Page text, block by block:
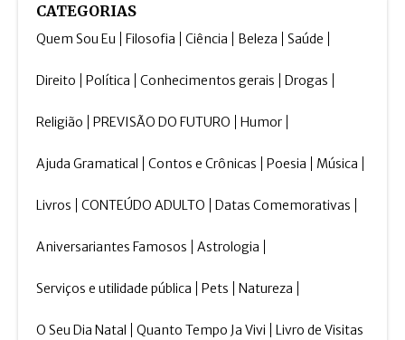
CATEGORIAS
Quem Sou Eu Filosofia Ciência Beleza Saúde
Direito Política Conhecimentos gerais Drogas
Religião PREVISÃO DO FUTURO Humor
Ajuda Gramatical Contos e Crônicas Poesia Música
Livros CONTEÚDO ADULTO Datas Comemorativas
Aniversariantes Famosos Astrologia
Serviços e utilidade pública Pets Natureza
O Seu Dia Natal Quanto Tempo Ja Vivi Livro de Visitas